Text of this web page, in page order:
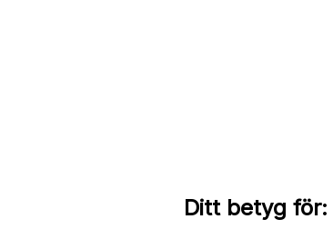
Ditt betyg för: